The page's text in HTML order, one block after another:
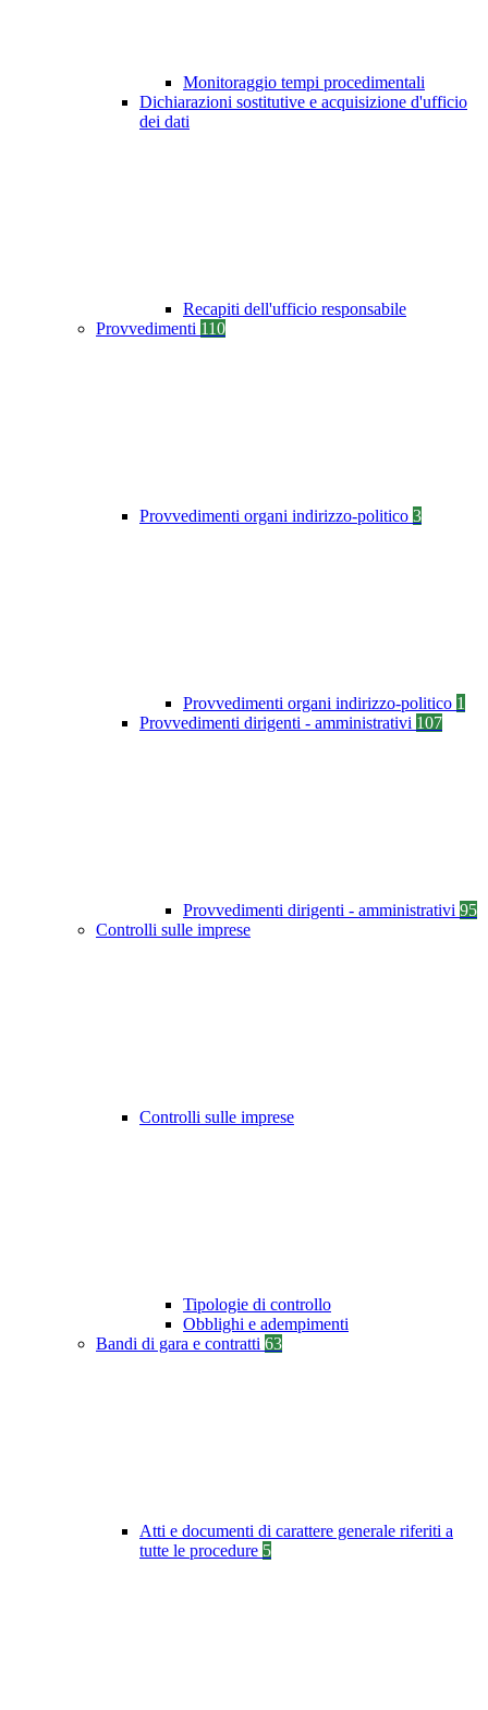
Monitoraggio tempi procedimentali
Dichiarazioni sostitutive e acquisizione d'ufficio
dei dati
Recapiti dell'ufficio responsabile
Provvedimenti 110
Provvedimenti organi indirizzo-politico 3
Provvedimenti organi indirizzo-politico 1
Provvedimenti dirigenti - amministrativi 107
Provvedimenti dirigenti - amministrativi 95
Controlli sulle imprese
Controlli sulle imprese
Tipologie di controllo
Obblighi e adempimenti
Bandi di gara e contratti 63
Atti e documenti di carattere generale riferiti a
tutte le procedure 5